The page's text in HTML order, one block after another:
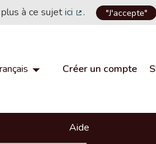
plus à ce sujetici
(Lien externe)
. "J'accepte"
Choisir la langueChoose
Créer un compte
Aide